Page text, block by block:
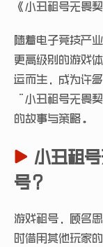
《小丑租号无畏
随着电子竞技产
更高级别的游戏
运而生，成为许
“小丑租号无畏
的故事与策略。
小丑租
号？
游戏租号，顾名
时借用其他玩家